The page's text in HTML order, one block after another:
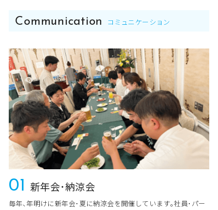
Communication コミュニケーション
01 新年会･納涼会
毎年､年明けに新年会･夏に納涼会を開催しています｡社員･パー